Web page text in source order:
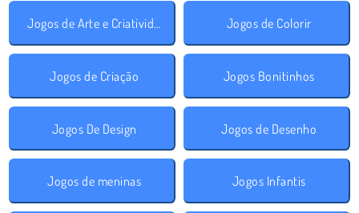
Jogos de Arte e Criatividade Jogos de Colorir
Jogos de Criação Jogos Bonitinhos
Jogos De Design Jogos de Desenho
Jogos de meninas Jogos Infantis